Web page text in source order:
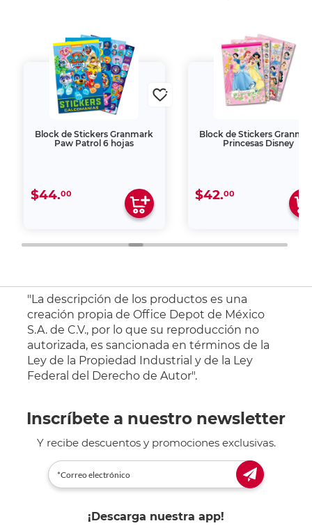
Block de Stickers Granmark
Paw Patrol 6 hojas
$44.00
Block de Stickers
Princesas Disney
$42.00
"La descripción de los productos es una
creación propia de Office Depot de México
S.A. de C.V., por lo que su reproducción no
autorizada, es sancionada en términos de la
Ley de la Propiedad Industrial y de la Ley
Federal del Derecho de Autor".
Inscríbete a nuestro newsletter
Y recibe descuentos y promociones exclusivas.
¡Descarga nuestra app!